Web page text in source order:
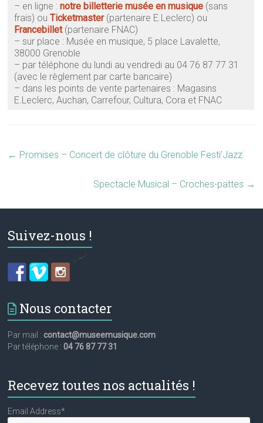
– en ligne :notre billetterie musée en musique (sans
frais) ouTicketmaster(partenaire E.Leclerc) ou
Francebillet (partenaire FNAC)
– sur place : Musée en musique, 5 place Lavalette,
38000 Grenoble
– par téléphone du lundi au vendredi au 04 76 87 77 31
(avec le règlement par carte bancaire)
– dans les points de vente partenaires : Magasins
E.Leclerc, Auchan, Carrefour, Cultura, Cora et FNAC
← Promises – Concert de clôture du Grenoble Festi’Jazz
Spectacle Musical – Croches-pattes →
Suivez-nous !
Nous contacter
Par mail :contact@museemusique.com
Par téléphone :04 76 87 77 31
Recevez toutes nos actualités !
Email Address*